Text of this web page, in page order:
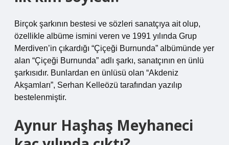
Birçok şarkının bestesi ve sözleri sanatçıya ait olup,
özellikle albüme ismini veren ve 1991 yılında Grup
Merdiven’in çıkardığı “Çiçeği Burnunda” albümünde yer
alan “Çiçeği Burnunda” adlı şarkı, sanatçının en ünlü
şarkısıdır. Bunlardan en ünlüsü olan “Akdeniz
Akşamları”, Serhan Kelleözü tarafından yazılıp
bestelenmiştir.
Aynur Haşhaş Meyhaneci